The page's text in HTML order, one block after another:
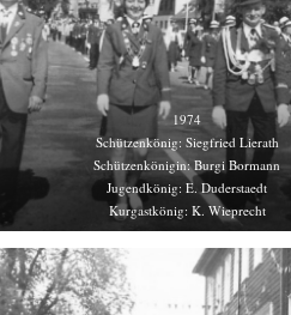
1974
Schützenkönig: Siegfried Lierath
Schützenkönigin: Burgi Bormann
Jugendkönig: E. Duderstaedt
Kurgastkönig: K. Wieprecht